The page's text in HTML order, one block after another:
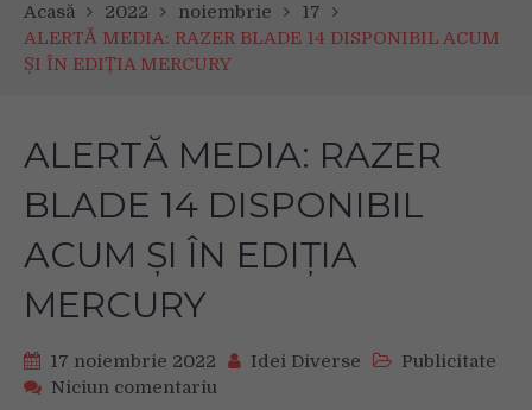
Acasă 2022 noiembrie
17
ALERTĂ MEDIA: RAZER BLADE 14 DISPONIBIL ACUM
ȘI ÎN EDIȚIA MERCURY
ALERTĂ MEDIA: RAZER
BLADE 14 DISPONIBIL
ACUM ȘI ÎN EDIȚIA
MERCURY
17 noiembrie 2022 Idei Diverse
Publicitate
Niciun comentariu